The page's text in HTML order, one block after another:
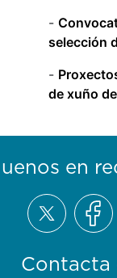
-
selección
-
de xuño
Contacta
en